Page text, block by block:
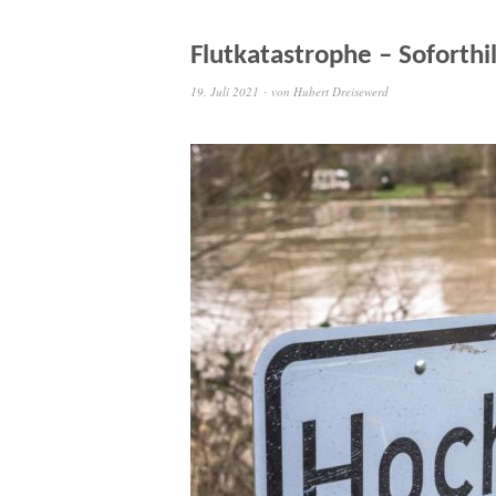
Flutkatastrophe –
19. Juli 2021 von Hubert Dreisewerd